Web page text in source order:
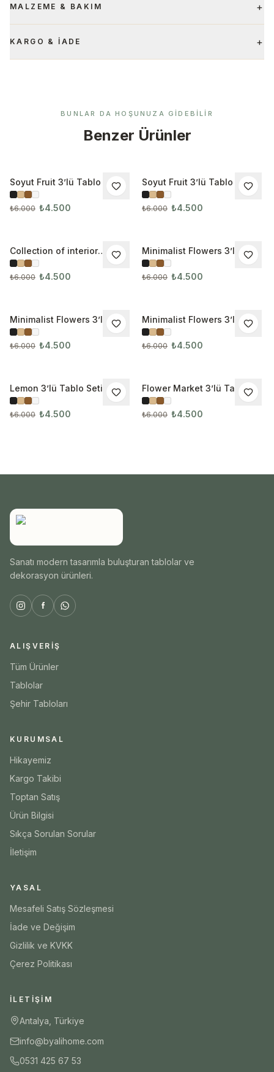
MALZEME & BAKIM +
KARGO & İADE +
BUNLAR DA HOŞUNUZA GIDEBILIR
Benzer Ürünler
İNDIRIM
Soyut Fruit 3’lü Tablo Seti
3261
₺6.000 ₺4.500
İNDIRIM
Soyut Fruit 3’lü Tablo Seti
3262
₺6.000 ₺4.500
İNDIRIM
Collection of interior
Modern 3’lü Tablo Seti
₺6.000 ₺4.500
İNDIRIM
Minimalist Flowers 3’lü
Tablo Seti 3266
₺6.000 ₺4.500
İNDIRIM
Minimalist Flowers 3’lü
Tablo Seti 3267
₺6.000 ₺4.500
İNDIRIM
Minimalist Flowers 3’lü
Tablo Seti 3268
₺6.000 ₺4.500
İNDIRIM
Lemon 3’lü Tablo Seti
₺6.000 ₺4.500
İNDIRIM
Flower Market 3’lü Tablo
Seti
₺6.000 ₺4.500
Sanatı modern tasarımla buluşturan tablolar ve
dekorasyon ürünleri.
ALIŞVERIŞ
Tüm Ürünler
Tablolar
Şehir Tabloları
KURUMSAL
Hikayemiz
Kargo Takibi
Toptan Satış
Ürün Bilgisi
Sıkça Sorulan Sorular
İletişim
YASAL
Mesafeli Satış Sözleşmesi
İade ve Değişim
Gizlilik ve KVKK
Çerez Politikası
İLETIŞIM
Antalya, Türkiye
info@byalihome.com
0531 425 67 53